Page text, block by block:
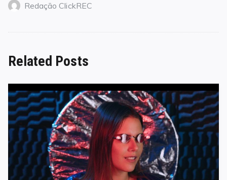
Redação ClickREC
Related Posts